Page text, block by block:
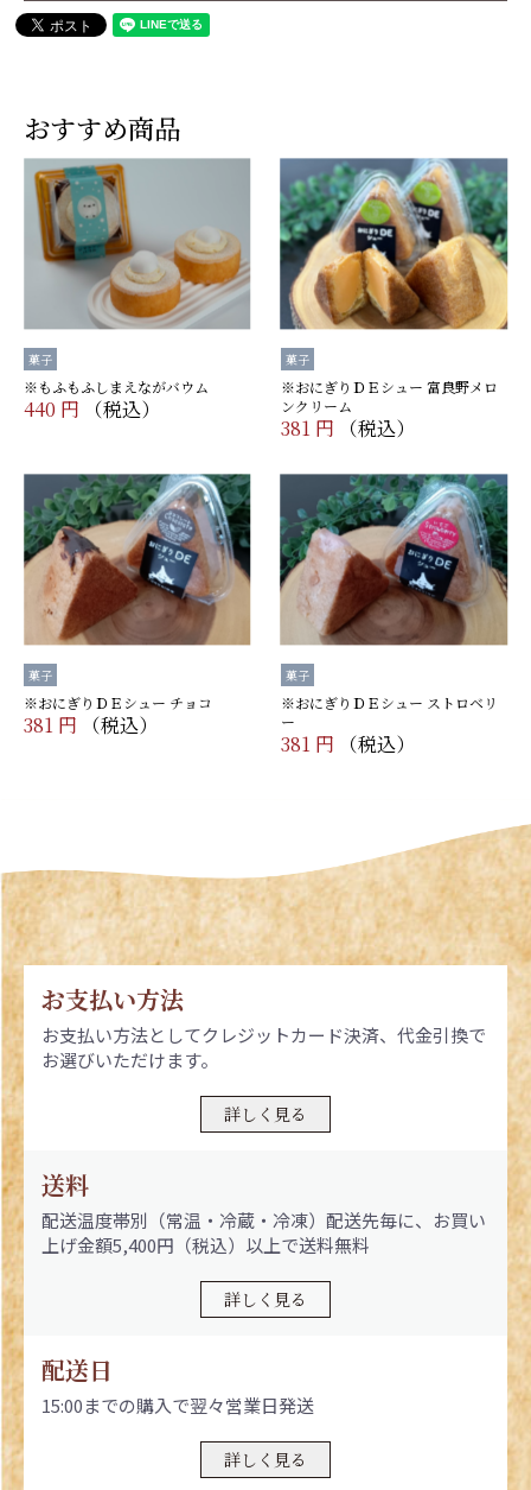
おすすめ商品
菓子
※もふもふしまえながバウム
440 円 （税込）
菓子
※おにぎりＤＥシュー 富良野メロ
ンクリーム
381 円 （税込）
菓子
※おにぎりＤＥシュー チョコ
381 円 （税込）
菓子
※おにぎりＤＥシュー ストロベリ
ー
381 円 （税込）
お支払い方法
お支払い方法としてクレジットカード決済、代金引換で
お選びいただけます。
詳しく見る
送料
配送温度帯別（常温・冷蔵・冷凍）配送先毎に、お買い
上げ金額5,400円（税込）以上で送料無料
詳しく見る
配送日
15:00までの購入で翌々営業日発送
詳しく見る